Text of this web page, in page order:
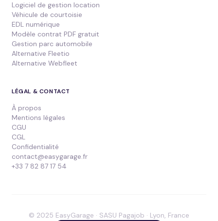
Logiciel de gestion location
Véhicule de courtoisie
EDL numérique
Modèle contrat PDF gratuit
Gestion parc automobile
Alternative Fleetio
Alternative Webfleet
LÉGAL & CONTACT
À propos
Mentions légales
CGU
CGL
Confidentialité
contact@easygarage.fr
+33 7 82 87 17 54
© 2025 EasyGarage · SASU Pagajob · Lyon, France